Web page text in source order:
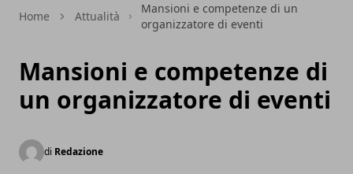
Home Attualità
Mansioni e competenze di un
organizzatore di eventi
Mansioni e competenze di
un organizzatore di eventi
di Redazione